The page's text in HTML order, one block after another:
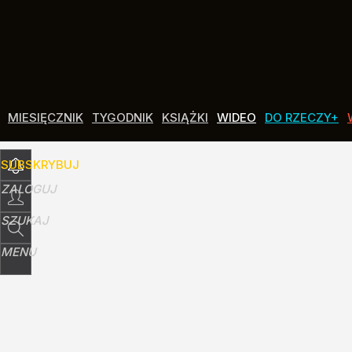
MIESIĘCZNIK TYGODNIK KSIĄŻKI WIDEO DO RZECZY+
SUBSKRYBUJ
ZALOGUJ
SZUKAJ
MENU